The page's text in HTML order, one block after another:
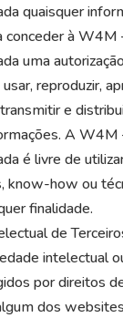
quaisquer
conceder à W4M
uma
reproduzir,
e
A W4M
é livre de
know-how ou
finalidade.
de
intelectual
por direitos
dos